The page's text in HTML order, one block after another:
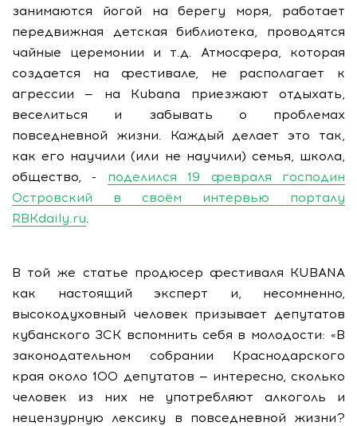
занимаются йогой на берегу моря, работает
передвижная детская библиотека, проводятся
чайные церемонии и т.д. Атмосфера, которая
создается на фестивале, не располагает к
агрессии — на Kubana приезжают отдыхать,
веселиться и забывать о проблемах
повседневной жизни. Каждый делает это так,
как его научили (или не научили) семья, школа,
общество, - поделился 19 февраля господин
Островский в своём интервью порталу
RBKdaily.ru.
В той же статье продюсер фестиваля KUBANA
как настоящий эксперт и, несомненно,
высокодуховный человек призывает депутатов
кубанского ЗСК вспомнить себя в молодости: «В
законодательном собрании Краснодарского
края около 100 депутатов — интересно, сколько
человек из них не употребляют алкоголь и
нецензурную лексику в повседневной жизни?